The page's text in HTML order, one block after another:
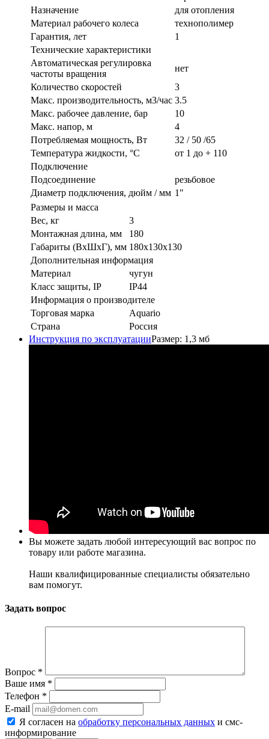
Назначение
для отопления
Материал рабочего колеса
технополимер
Гарантия, лет
1
Технические характеристики
Автоматическая регулировка
частоты вращения
нет
Количество скоростей
3
Макс. производительность, м3/час 3.5
Макс. рабочее давление, бар
10
Макс. напор, м
4
Потребляемая мощность, Вт
32 / 50 /65
Температура жидкости, °C
от 1 до + 110
Подключение
Подсоединение
резьбовое
Диаметр подключения, дюйм / мм 1"
Размеры и масса
Вес, кг
3
Монтажная длина, мм
180
Габариты (ВxШxГ), мм 180x130x130
Дополнительная информация
Материал
чугун
Класс защиты, IP
IP44
Информация о производителе
Торговая марка
Aquario
Страна
Россия
Инструкция по эксплуатацииРазмер: 1,3 мб
Вы можете задать любой интересующий вас вопрос по
товару или работе магазина.
Наши квалифицированные специалисты обязательно
вам помогут.
Задать вопрос
Вопрос *
Ваше имя *
Телефон *
E-mail
Я согласен на обработку персональных данных и смс-
информирование